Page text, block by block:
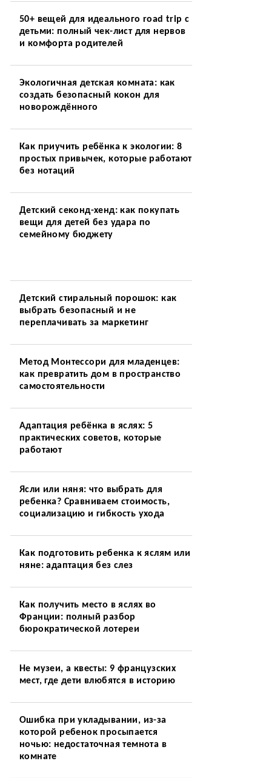
50+ вещей для идеального road trip с
детьми: полный чек-лист для нервов
и комфорта родителей
Экологичная детская комната: как
создать безопасный кокон для
новорождённого
Как приучить ребёнка к экологии: 8
простых привычек, которые работают
без нотаций
Детский секонд-хенд: как покупать
вещи для детей без удара по
семейному бюджету
Детский стиральный порошок: как
выбрать безопасный и не
переплачивать за маркетинг
Метод Монтессори для младенцев:
как превратить дом в пространство
самостоятельности
Адаптация ребёнка в яслях: 5
практических советов, которые
работают
Ясли или няня: что выбрать для
ребенка? Сравниваем стоимость,
социализацию и гибкость ухода
Как подготовить ребенка к яслям или
няне: адаптация без слез
Как получить место в яслях во
Франции: полный разбор
бюрократической лотереи
Не музеи, а квесты: 9 французских
мест, где дети влюбятся в историю
Ошибка при укладывании, из-за
которой ребенок просыпается
ночью: недостаточная темнота в
комнате